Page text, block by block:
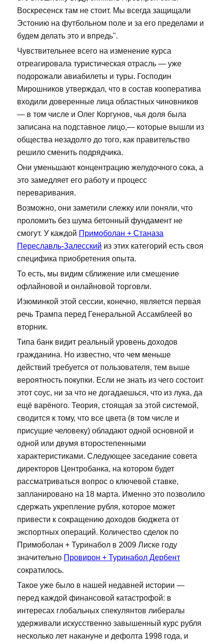
Воскресенск там не стоит. Мы всегда защищали
Эстонию на футбольном поле и за его пределами и
будем делать это и впредь".
Чувствительнее всего на изменение курса
отреагировала туристическая отрасль — уже
подорожали авиабилеты и туры. Господин
Мирошников утверждал, что в состав кооператива
входили доверенные лица областных чиновников
— в том числе и Олег Коргунов, чья доля была
записана на подставное лицо,— которые вышли из
общества незадолго до того, как правительство
решило сменить подрядчика.
Они уменьшают концентрацию желудочного сока, а
это замедляет его работу и процесс
переваривания.
Возможно, они заметили слежку или поняли, что
проломить без шума бетонный фундамент не
смогут. У каждой Примоболан + Станаза
Переславль-Залесский из этих категорий есть своя
специфика приобретения опыта.
То есть, мы видим сближение или смешение
офлайновой и онлайновой торговли.
Изюминкой этой сессии, конечно, является первая
речь Трампа перед Генеральной Ассамблеей во
вторник.
Типа банк видит реальный уровень доходов
гражданина. Но известно, что чем меньше
действий требуется от пользователя, тем выше
вероятность покупки. Если не знать из чего состоит
этот соус, ни за что не догадаешься, что из лука, да
ещё варёного. Теория, стоящая за этой системой,
сводится к тому, что все цвета (в том числе и
присущие человеку) обладают одной основной и
одной или двумя второстепенными
характеристиками. Следующее заседание совета
директоров Центробанка, на котором будет
рассматриваться вопрос о ключевой ставке,
запланировано на 18 марта. Именно это позволило
сдержать укрепление рубля, которое может
привести к сокращению доходов бюджета от
экспортных операций. Количество сделок по
Примоболан + Туринабол в 2009 Лиске году
значительно Провирон + Туринабол Дербент
сократилось.
Такое уже было в нашей недавней истории —
перед каждой финансовой катастрофой: в
интересах глобальных спекулянтов либералы
удерживали искусственно завышенный курс рубля
несколько лет накануне и дефолта 1998 года, и